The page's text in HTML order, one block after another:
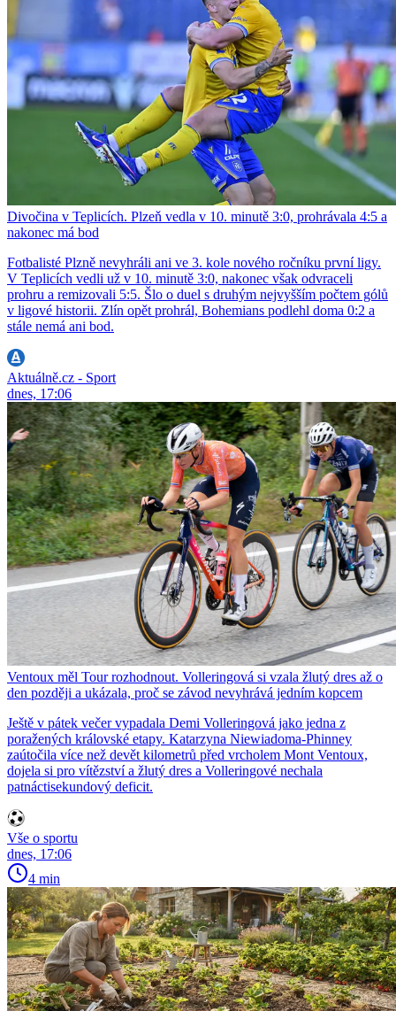
Divočina v Teplicích. Plzeň vedla v 10. minutě 3:0, prohrávala 4:5 a
nakonec má bod
Fotbalisté Plzně nevyhráli ani ve 3. kole nového ročníku první ligy.
V Teplicích vedli už v 10. minutě 3:0, nakonec však odvraceli
prohru a remizovali 5:5. Šlo o duel s druhým nejvyšším počtem gólů
v ligové historii. Zlín opět prohrál, Bohemians podlehl doma 0:2 a
stále nemá ani bod.
Aktuálně.cz - Sport
dnes, 17:06
Ventoux měl Tour rozhodnout. Volleringová si vzala žlutý dres až o
den později a ukázala, proč se závod nevyhrává jedním kopcem
Ještě v pátek večer vypadala Demi Volleringová jako jedna z
poražených královské etapy. Katarzyna Niewiadoma-Phinney
zaútočila více než devět kilometrů před vrcholem Mont Ventoux,
dojela si pro vítězství a žlutý dres a Volleringové nechala
patnáctisekundový deficit.
Vše o sportu
dnes, 17:06
4 min